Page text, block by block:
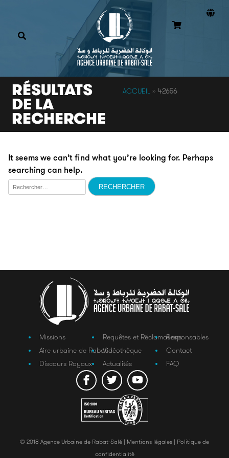
RÉSULTATS
DE LA
RECHERCHE
ACCUEIL » 42656
It seems we can’t find what you’re looking for. Perhaps
searching can help.
Rechercher :
Missions
Aire urbaine de Rabat
Discours Royaux
Requêtes et Réclamations
Vidéothèque
Actualités
Responsables
Contact
FAQ
© 2018 Agence Urbaine de Rabat-Salé | Mentions légales | Politique de
confidentialité